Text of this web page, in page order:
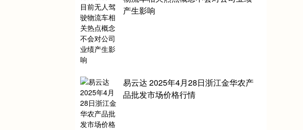
产生影响
易云达 2025年4月28日浙江金华农产
品批发市场价格行情